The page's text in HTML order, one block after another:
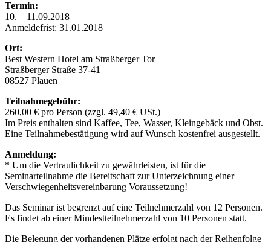
Termin:
10. – 11.09.2018
Anmeldefrist: 31.01.2018
Ort:
Best Western Hotel am Straßberger Tor
Straßberger Straße 37-41
08527 Plauen
Teilnahmegebühr:
260,00 € pro Person (zzgl. 49,40 € USt.)
Im Preis enthalten sind Kaffee, Tee, Wasser, Kleingebäck und Obst.
Eine Teilnahmebestätigung wird auf Wunsch kostenfrei ausgestellt.
Anmeldung:
* Um die Vertraulichkeit zu gewährleisten, ist für die
Seminarteilnahme die Bereitschaft zur Unterzeichnung einer
Verschwiegenheitsvereinbarung Voraussetzung!
Das Seminar ist begrenzt auf eine Teilnehmerzahl von 12 Personen.
Es findet ab einer Mindestteilnehmerzahl von 10 Personen statt.
Die Belegung der vorhandenen Plätze erfolgt nach der Reihenfolge